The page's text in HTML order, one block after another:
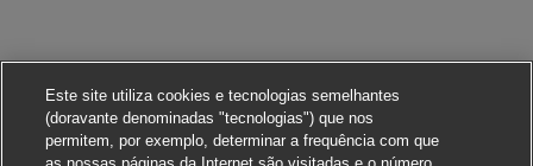
Este site utiliza cookies e tecnologias semelhantes
(doravante denominadas "tecnologias") que nos
permitem, por exemplo, determinar a frequência com que